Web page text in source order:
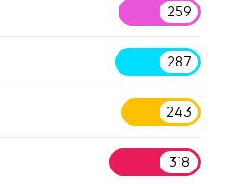
259
287
243
318